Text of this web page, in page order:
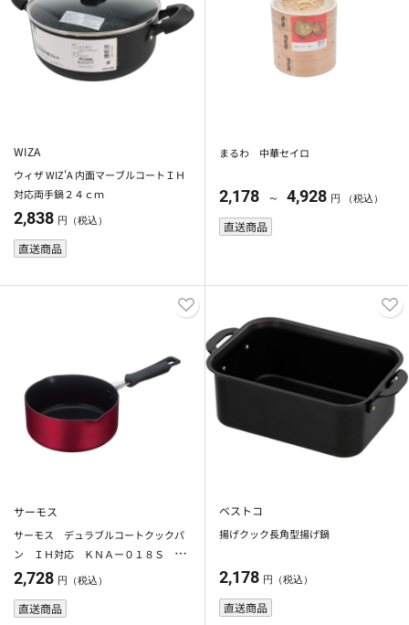
WIZA
ウィザ WIZ'A 内面マーブルコートＩＨ
対応両手鍋２４ｃｍ
2,838 円（税込）
直送商品
まるわ 中華セイロ
2,178 ～ 4,928 円 （税込）
直送商品
サーモス
サーモス デュラブルコートクックパ
ン ＩＨ対応 ＫＮＡー０１８Ｓ レ
ッド
2,728 円（税込）
直送商品
ベストコ
揚げクック長角型揚げ鍋
2,178 円（税込）
直送商品